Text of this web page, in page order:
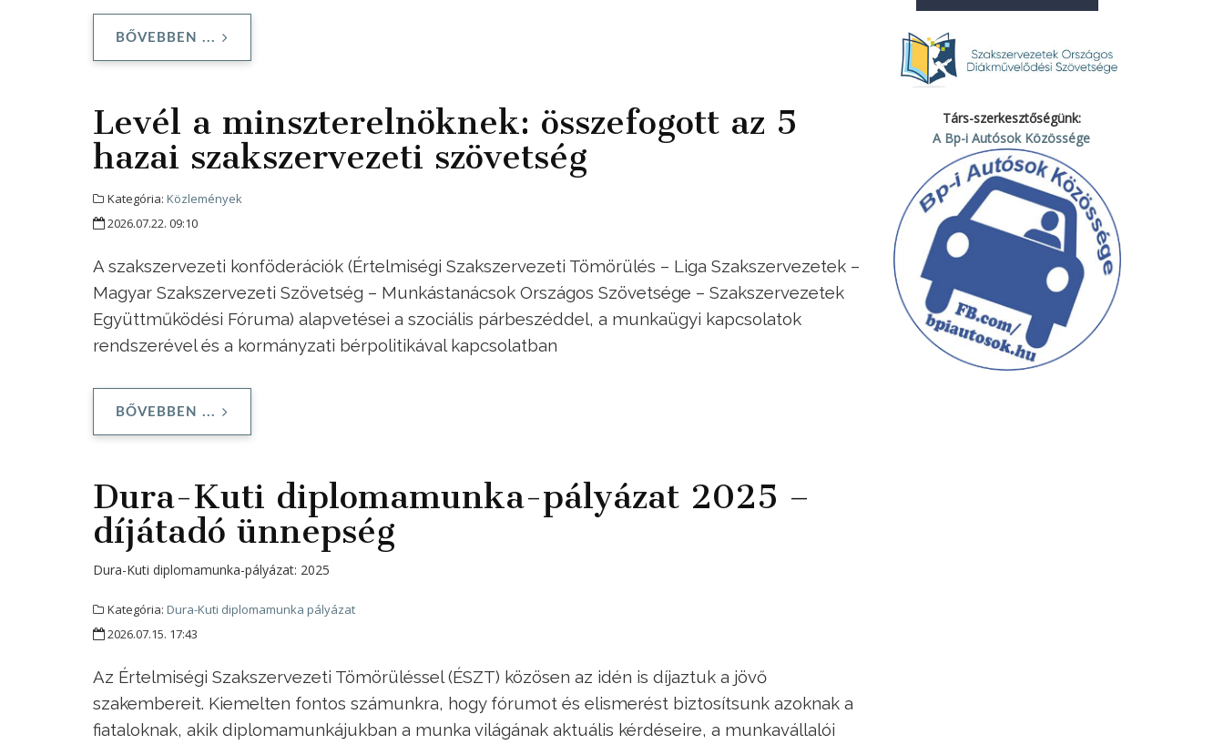
BŐVEBBEN ...
Levél a minszterelnöknek: összefogott az 5
hazai szakszervezeti szövetség
Kategória: Közlemények
2026.07.22. 09:10
A szakszervezeti konföderációk (Értelmiségi Szakszervezeti Tömörülés – Liga Szakszervezetek –
Magyar Szakszervezeti Szövetség – Munkástanácsok Országos Szövetsége – Szakszervezetek
Együttműködési Fóruma) alapvetései a szociális párbeszéddel, a munkaügyi kapcsolatok
rendszerével és a kormányzati bérpolitikával kapcsolatban
BŐVEBBEN ...
Dura-Kuti diplomamunka-pályázat 2025 –
díjátadó ünnepség
Dura-Kuti diplomamunka-pályázat: 2025
Kategória: Dura-Kuti diplomamunka pályázat
2026.07.15. 17:43
Az Értelmiségi Szakszervezeti Tömörüléssel (ÉSZT) közösen az idén is díjaztuk a jövő
szakembereit. Kiemelten fontos számunkra, hogy fórumot és elismerést biztosítsunk azoknak a
fiataloknak, akik diplomamunkájukban a munka világának aktuális kérdéseire, a munkavállalói
Társ-szerkesztőségünk:
A Bp-i Autósok Közössége